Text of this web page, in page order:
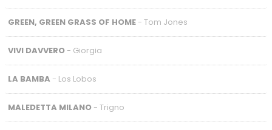
GREEN, GREEN GRASS OF HOME- Tom Jones
VIVI DAVVERO- Giorgia
LA BAMBA - Los Lobos
MALEDETTA MILANO- Trigno